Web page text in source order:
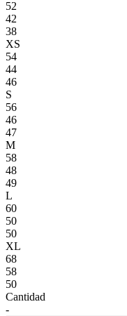
52
42
38
XS
54
44
46
S
56
46
47
M
58
48
49
L
60
50
50
XL
68
58
50
Cantidad
-